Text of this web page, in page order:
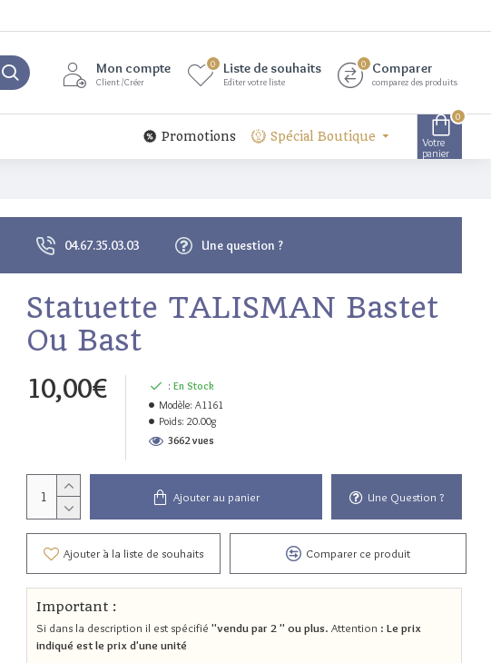
Mon compte
Client /Créer
Liste de souhaits
Editer votre liste
0 Comparer
comparez des produits
0
Promotions Spécial Boutique
Votre
panier
0
04.67.35.03.03 Une question ?
Statuette TALISMAN Bastet
Ou Bast
10,00€ : En Stock
Modèle: A1161
Poids: 20.00g
3662 vues
Ajouter au panier Une Question ?
Ajouter à la liste de souhaits Comparer ce produit
Important :
Si dans la description il est spécifié "vendu par 2 " ou plus. Attention : Le prix
indiqué est le prix d'une unité